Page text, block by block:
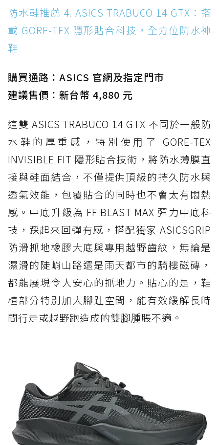
防水鞋推薦 4. ASICS TRABUCO 14 GTX：搭
載 GORE-TEX 隱形貼合科技，全方位防水神
鞋
購買通路：ASICS 官網及指定門市
建議售價：新台幣 4,880 元
這雙 ASICS TRABUCO 14 GTX 不同於一般防
水鞋的厚重感，特別使用了 GORE-TEX
INVISIBLE FIT 隱形貼合技術，將防水薄膜直
接與鞋面結合，不僅提供頂級的持久防水與
透氣效能，包覆貼合的同時也不會太有悶熱
感。中底升級為 FF BLAST MAX 彈力中底科
技，踩起來回彈有感，搭配獨家 ASICSGRIP
防滑抓地橡膠大底與專用越野齒紋，無論是
濕滑的陡峭山路還是雨天都市的騎樓磁磚，
都能展現令人安心的抓地力。貼心的是，鞋
楦部分特別加大腳趾空間，能有效緩解長時
間行走或越野跑造成的雙腳腫脹不適。